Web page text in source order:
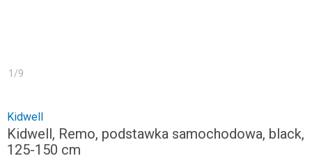
1 /9
Kidwell
Kidwell, Remo, podstawka samochodowa, black,
125-150 cm